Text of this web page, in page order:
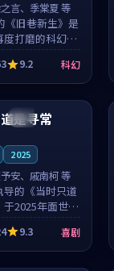
言、季棠夏 等
《旧巷新生》是
度打磨的科幻佳
的取景与雨夜物
相互成就，余之
夏的对手戏自然
整部影片在悬念
...
9.2 科幻
杜比
99:32
是寻常
2025
安、戚南柯 等
导的《当时只道
于2025年面世，
市气质与母女情
心境共同构筑了
。顾予安、戚南
的表演撑起整部
9.3 喜剧
99:01